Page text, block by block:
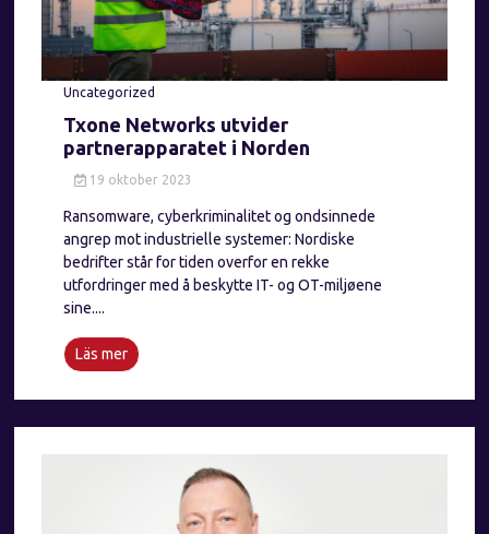
Uncategorized
Txone Networks utvider
partnerapparatet i Norden
19 oktober 2023
Ransomware, cyberkriminalitet og ondsinnede
angrep mot industrielle systemer: Nordiske
bedrifter står for tiden overfor en rekke
utfordringer med å beskytte IT- og OT-miljøene
sine....
Läs mer